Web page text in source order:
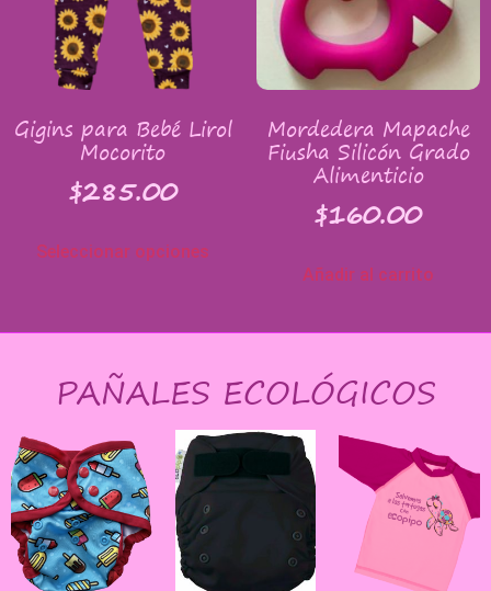
Gigins para Bebé Lirol
Mocorito
$285.00
Seleccionar opciones
Mordedera Mapache
Fiusha Silicón Grado
Alimenticio
$160.00
Añadir al carrito
PAÑALES ECOLÓGICOS